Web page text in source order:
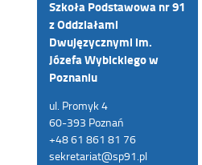
Szkoła Podstawowa nr 91
z Oddziałami
Dwujęzycznymi im.
Józefa Wybickiego w
Poznaniu
ul. Promyk 4
60-393 Poznań
+48 61 861 81 76
sekretariat@sp91.pl